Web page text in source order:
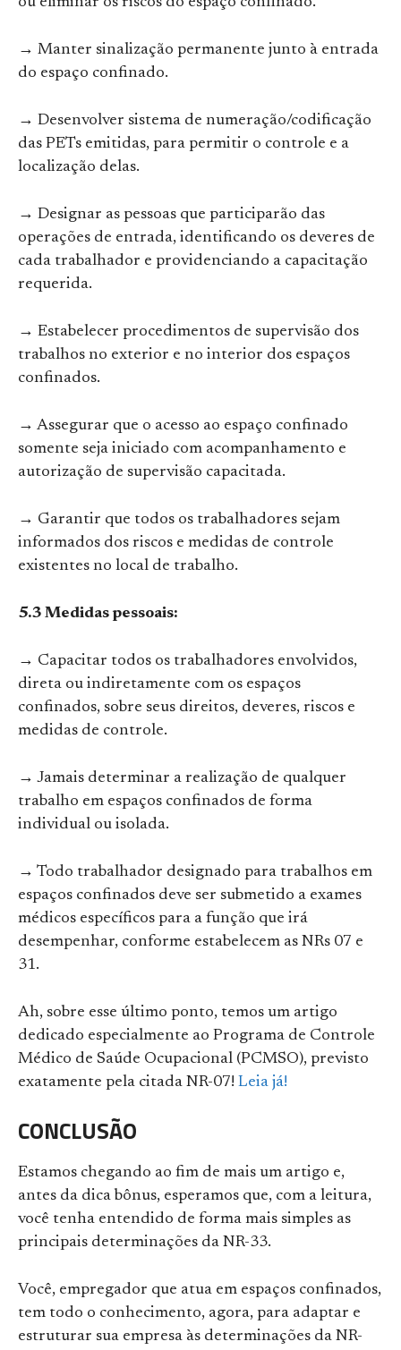
→ Manter sinalização permanente junto à entrada
do espaço confinado.
→ Desenvolver sistema de numeração/codificação
das PETs emitidas, para permitir o controle e a
localização delas.
→ Designar as pessoas que participarão das
operações de entrada, identificando os deveres de
cada trabalhador e providenciando a capacitação
requerida.
→ Estabelecer procedimentos de supervisão dos
trabalhos no exterior e no interior dos espaços
confinados.
→ Assegurar que o acesso ao espaço confinado
somente seja iniciado com acompanhamento e
autorização de supervisão capacitada.
→ Garantir que todos os trabalhadores sejam
informados dos riscos e medidas de controle
existentes no local de trabalho.
5.3 Medidas pessoais:
→ Capacitar todos os trabalhadores envolvidos,
direta ou indiretamente com os espaços
confinados, sobre seus direitos, deveres, riscos e
medidas de controle.
→ Jamais determinar a realização de qualquer
trabalho em espaços confinados de forma
individual ou isolada.
→ Todo trabalhador designado para trabalhos em
espaços confinados deve ser submetido a exames
médicos específicos para a função que irá
desempenhar, conforme estabelecem as NRs 07 e
31.
Ah, sobre esse último ponto, temos um artigo
dedicado especialmente ao Programa de Controle
Médico de Saúde Ocupacional (PCMSO), previsto
exatamente pela citada NR-07! Leia já!
CONCLUSÃO
Estamos chegando ao fim de mais um artigo e,
antes da dica bônus, esperamos que, com a leitura,
você tenha entendido de forma mais simples as
principais determinações da NR-33.
Você, empregador que atua em espaços confinados,
tem todo o conhecimento, agora, para adaptar e
estruturar sua empresa às determinações da NR-